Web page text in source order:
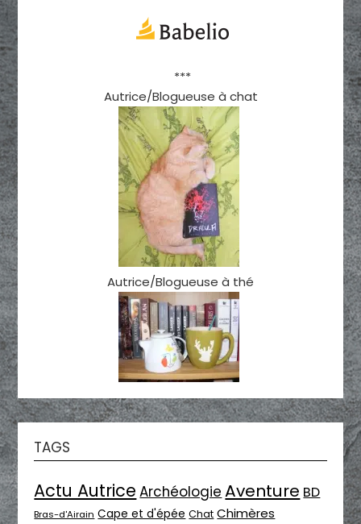
***
Autrice/Blogueuse à chat
Autrice/Blogueuse à thé
TAGS
Actu Autrice Archéologie Aventure BD
Bras-d'Airain Cape et d'épée Chat Chimères